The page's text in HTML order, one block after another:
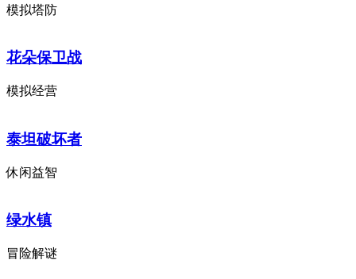
模拟塔防
花朵保卫战
模拟经营
泰坦破坏者
休闲益智
绿水镇
冒险解谜